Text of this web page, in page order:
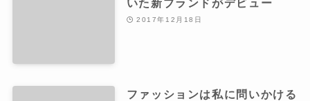
いた新ブランドがデビュー
2017年12月18日
ファッションは私に問いかける